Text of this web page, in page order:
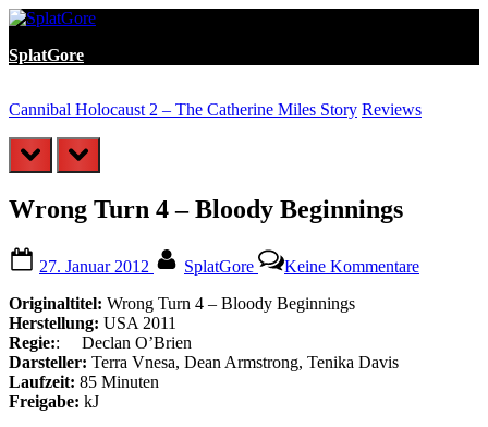
Skip
content
SplatGore
Cannibal Holocaust 2 – The Catherine Miles Story Reviews
prev next
Wrong Turn 4 – Bloody Beginnings
on
27. Januar 2012 SplatGore Keine KommentareWrong
Originaltitel: Wrong Turn 4 – Bloody Beginnings
Herstellung: USA 2011
Regie:: Declan O’Brien
Darsteller: Terra Vnesa, Dean Armstrong, Tenika Davis
Laufzeit: 85 Minuten
Freigabe: kJ